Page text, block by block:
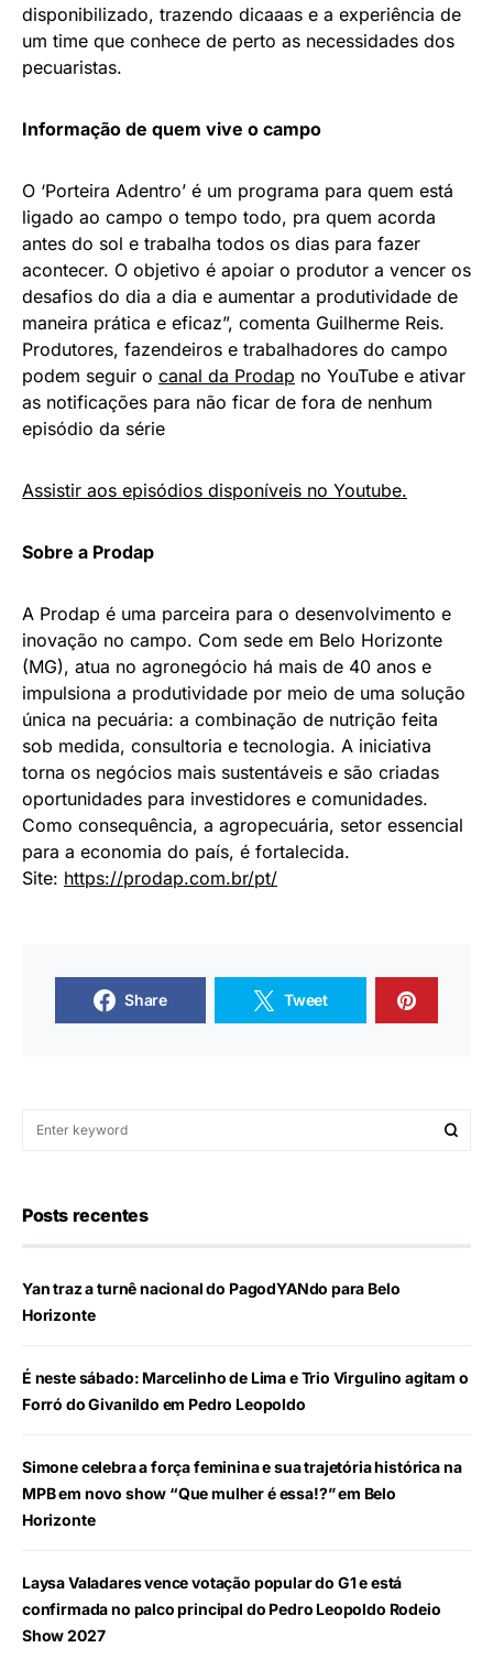
disponibilizado, trazendo dicaaas e a experiência de
um time que conhece de perto as necessidades dos
pecuaristas.
Informação de quem vive o campo
O ‘Porteira Adentro’ é um programa para quem está
ligado ao campo o tempo todo, pra quem acorda
antes do sol e trabalha todos os dias para fazer
acontecer. O objetivo é apoiar o produtor a vencer os
desafios do dia a dia e aumentar a produtividade de
maneira prática e eficaz”, comenta Guilherme Reis.
Produtores, fazendeiros e trabalhadores do campo
podem seguir o canal da Prodap no YouTube e ativar
as notificações para não ficar de fora de nenhum
episódio da série
Assistir aos episódios disponíveis no Youtube.
Sobre a Prodap
A Prodap é uma parceira para o desenvolvimento e
inovação no campo. Com sede em Belo Horizonte
(MG), atua no agronegócio há mais de 40 anos e
impulsiona a produtividade por meio de uma solução
única na pecuária: a combinação de nutrição feita
sob medida, consultoria e tecnologia. A iniciativa
torna os negócios mais sustentáveis e são criadas
oportunidades para investidores e comunidades.
Como consequência, a agropecuária, setor essencial
para a economia do país, é fortalecida.
Site: https://prodap.com.br/pt/
Share Tweet
Posts recentes
Yan traz a turnê nacional do PagodYANdo para Belo
Horizonte
É neste sábado: Marcelinho de Lima e Trio Virgulino agitam o
Forró do Givanildo em Pedro Leopoldo
Simone celebra a força feminina e sua trajetória histórica na
MPB em novo show “Que mulher é essa!?” em Belo
Horizonte
Laysa Valadares vence votação popular do G1 e está
confirmada no palco principal do Pedro Leopoldo Rodeio
Show 2027